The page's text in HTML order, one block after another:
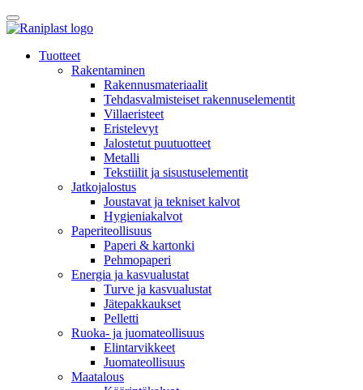
Skip
to
Tuotteet
Rakentaminen
Rakennusmateriaalit
Tehdasvalmisteiset rakennuselementit
Villaeristeet
Eristelevyt
Jalostetut puutuotteet
Metalli
Tekstiilit ja sisustuselementit
Jatkojalostus
Joustavat ja tekniset kalvot
Hygieniakalvot
Paperiteollisuus
Paperi & kartonki
Pehmopaperi
Energia ja kasvualustat
Turve ja kasvualustat
Jätepakkaukset
Pelletti
Ruoka- ja juomateollisuus
Elintarvikkeet
Juomateollisuus
Maatalous